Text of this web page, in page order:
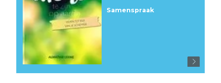
Samenspraak